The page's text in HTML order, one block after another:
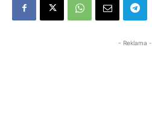
- Reklama -